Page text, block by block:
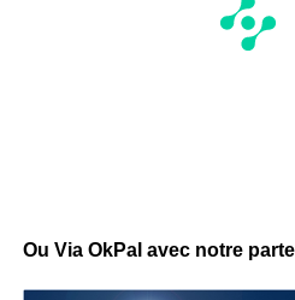
Ou Via OkPal avec notre